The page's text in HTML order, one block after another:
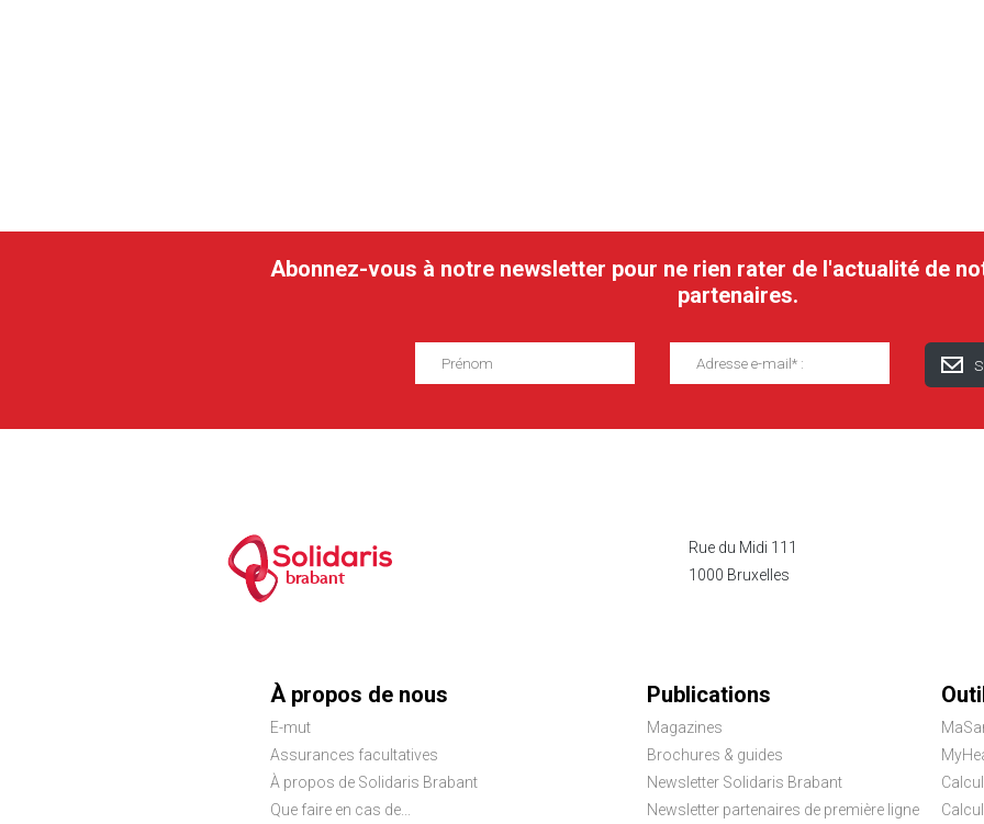
Abonnez-vous à notre newsletter pour ne rien rater de l'actualité de
partenaires.
brabant
Rue du Midi 111
1000 Bruxelles
Menu
Pied
de
À propos de nous
E-mut
Assurances facultatives
À propos de Solidaris Brabant
Que faire en cas de...
Publications
Magazines
Brochures & guides
Newsletter Solidaris Brabant
Newsletter partenaires de première ligne